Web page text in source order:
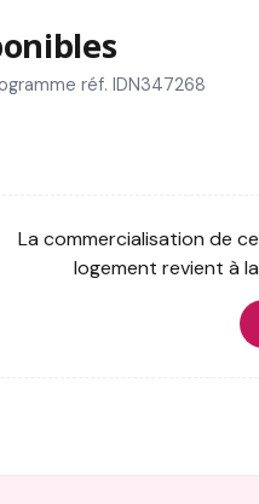
réf. IDN347268
La commercialisation de
logement revient à